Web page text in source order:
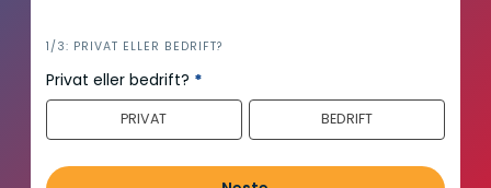
i
n
n
o
1/3: PRIVAT ELLER BEDRIFT?
Privat eller bedrift? *
PRIVAT BEDRIFT